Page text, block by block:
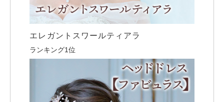
エレガントスワールティアラ
ランキング1位